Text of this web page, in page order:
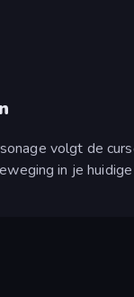
volgt de
in je